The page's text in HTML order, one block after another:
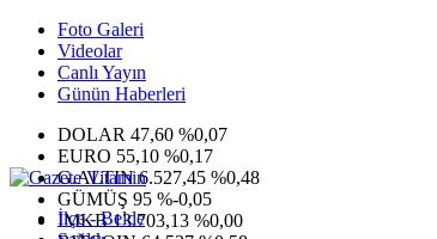
Foto Galeri
Videolar
Canlı Yayın
Günün Haberleri
DOLAR 47,60 %0,07
EURO 55,10 %0,17
G.ALTIN6.527,45 %0,48
GÜMÜŞ 95 %-0,05
IMKB13.703,13 %0,00
İlçe - Belde